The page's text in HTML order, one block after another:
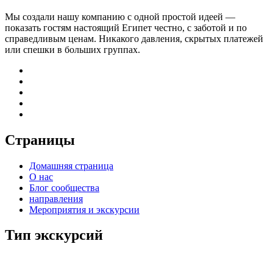
Мы создали нашу компанию с одной простой идеей —
показать гостям настоящий Египет честно, с заботой и по
справедливым ценам. Никакого давления, скрытых платежей
или спешки в больших группах.
Страницы
Домашняя страница
О нас
Блог сообщества
направления
Мероприятия и экскурсии
Тип экскурсий